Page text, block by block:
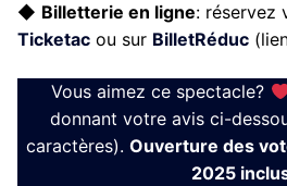
◆ Billetterie en ligne: réservez
Ticketac ou sur BilletRéduc
Vous aimez ce spectacle?
donnant votre avis ci-
caractères). Ouverture des
2025